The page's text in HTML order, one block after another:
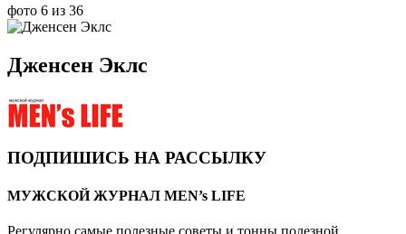
фото 6 из 36
Дженсен Эклс
ПОДПИШИСЬ НА РАССЫЛКУ
МУЖСКОЙ ЖУРНАЛ MEN’s LIFE
Регулярно самые полезные советы и тонны полезной